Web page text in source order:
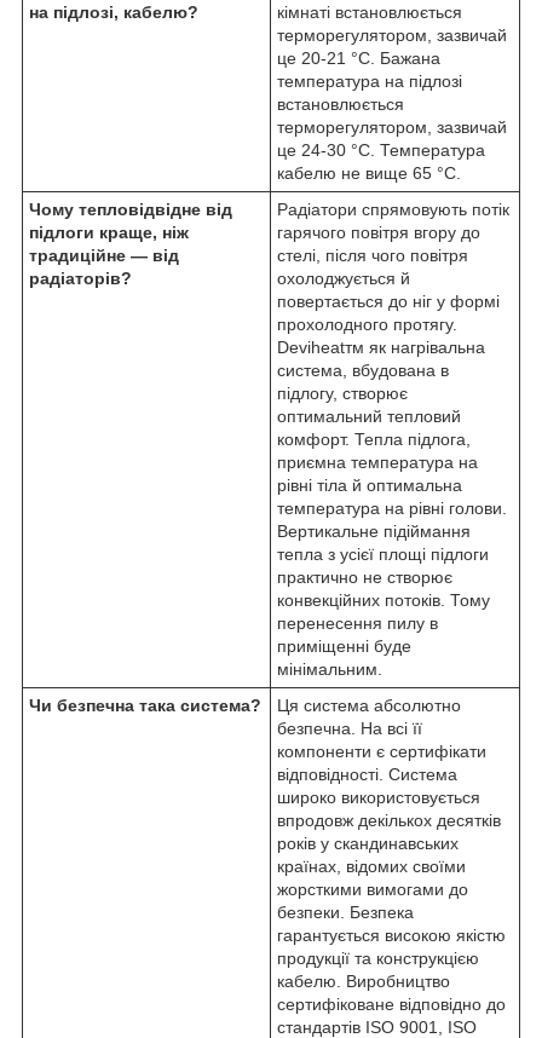
на підлозі, кабелю?
кімнаті встановлюється
терморегулятором, зазвичай
це 20-21 °C. Бажана
температура на підлозі
встановлюється
терморегулятором, зазвичай
це 24-30 °C. Температура
кабелю не вище 65 °C.
Чому тепловідвідне від
підлоги краще, ніж
традиційне — від
радіаторів?
Радіатори спрямовують потік
гарячого повітря вгору до
стелі, після чого повітря
охолоджується й
повертається до ніг у формі
прохолодного протягу.
Deviheatтм як нагрівальна
система, вбудована в
підлогу, створює
оптимальний тепловий
комфорт. Тепла підлога,
приємна температура на
рівні тіла й оптимальна
температура на рівні голови.
Вертикальне підіймання
тепла з усієї площі підлоги
практично не створює
конвекційних потоків. Тому
перенесення пилу в
приміщенні буде
мінімальним.
Чи безпечна така система?
Ця система абсолютно
безпечна. На всі її
компоненти є сертифікати
відповідності. Система
широко використовується
впродовж декількох десятків
років у скандинавських
країнах, відомих своїми
жорсткими вимогами до
безпеки. Безпека
гарантується високою якістю
продукції та конструкцією
кабелю. Виробництво
сертифіковане відповідно до
стандартів ISO 9001, ISO